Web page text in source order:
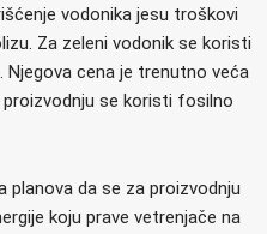
vodonika jesu troškovi
Za zeleni vodonik se koristi
Njegova cena je trenutno veća
proizvodnju se koristi fosilno
planova da se za proizvodnju
koju prave vetrenjače na